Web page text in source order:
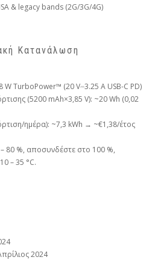
& legacy bands (2G/3G/4G)
Κατανάλωση
TurboPower™ (20 V⎓3.25 A USB-C PD)
(5200 mAh×3,85 V): ~20 Wh (0,02
ημέρα): ~7,3 kWh → ~€1,38/έτος
80 %, αποσυνδέστε στο 100 %,
– 35 °C.
2024